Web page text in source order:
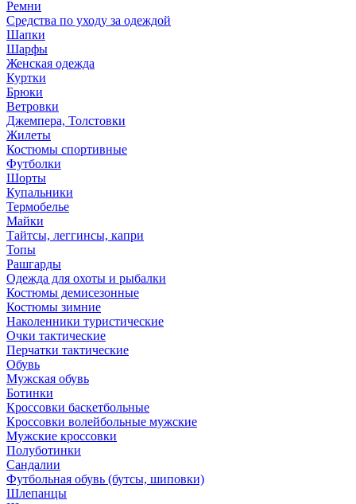
Ремни
Средства по уходу за одеждой
Шапки
Шарфы
Женская одежда
Куртки
Брюки
Ветровки
Джемпера, Толстовки
Жилеты
Костюмы спортивные
Футболки
Шорты
Купальники
Термобелье
Майки
Тайтсы, леггинсы, капри
Топы
Рашгарды
Одежда для охоты и рыбалки
Костюмы демисезонные
Костюмы зимние
Наколенники туристические
Очки тактические
Перчатки тактические
Обувь
Мужская обувь
Ботинки
Кроссовки баскетбольные
Кроссовки волейбольные мужские
Мужские кроссовки
Полуботинки
Сандалии
Футбольная обувь (бутсы, шиповки)
Шлепанцы